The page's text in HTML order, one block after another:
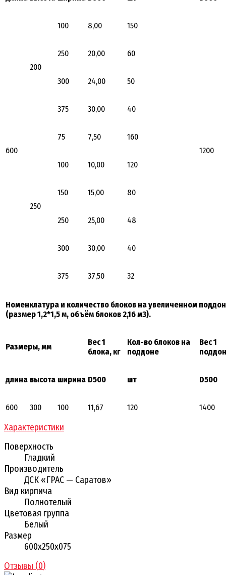
600
200
100 8,00 150
1200
250 20,00 60
300 24,00 50
375 30,00 40
250
75 7,50 160
100 10,00 120
150 15,00 80
250 25,00 48
300 30,00 40
375 37,50 32
Номенклатура и количество блоков на увеличенном
(размер 1,2*1,5 м, объём блоков 2,16 м3).
Размеры, мм
Вес 1
блока, кг
Кол-во блоков на
поддоне
Вес 1
длина высота ширина D500 шт D500
600 300 100 11,67 120 1400
Характеристики
Поверхность
Гладкий
Производитель
ДСК «ГРАС — Саратов»
Вид кирпича
Полнотелый
Цветовая группа
Белый
Размер
600х250х075
Отзывы (0)